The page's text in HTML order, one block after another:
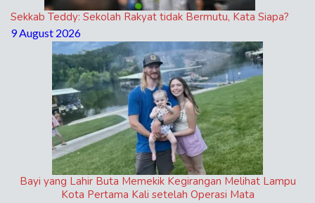
Sekkab Teddy: Sekolah Rakyat tidak Bermutu, Kata Siapa?
9 August 2026
Bayi yang Lahir Buta Memekik Kegirangan Melihat Lampu
Kota Pertama Kali setelah Operasi Mata